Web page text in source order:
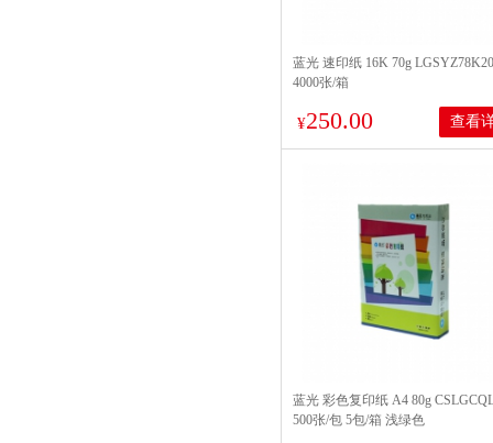
蓝光 速印纸 16K 70g
4000张/箱
¥250.00 查看
蓝光 彩色复印纸 A4 80g
500张/包 5包/箱 浅绿色